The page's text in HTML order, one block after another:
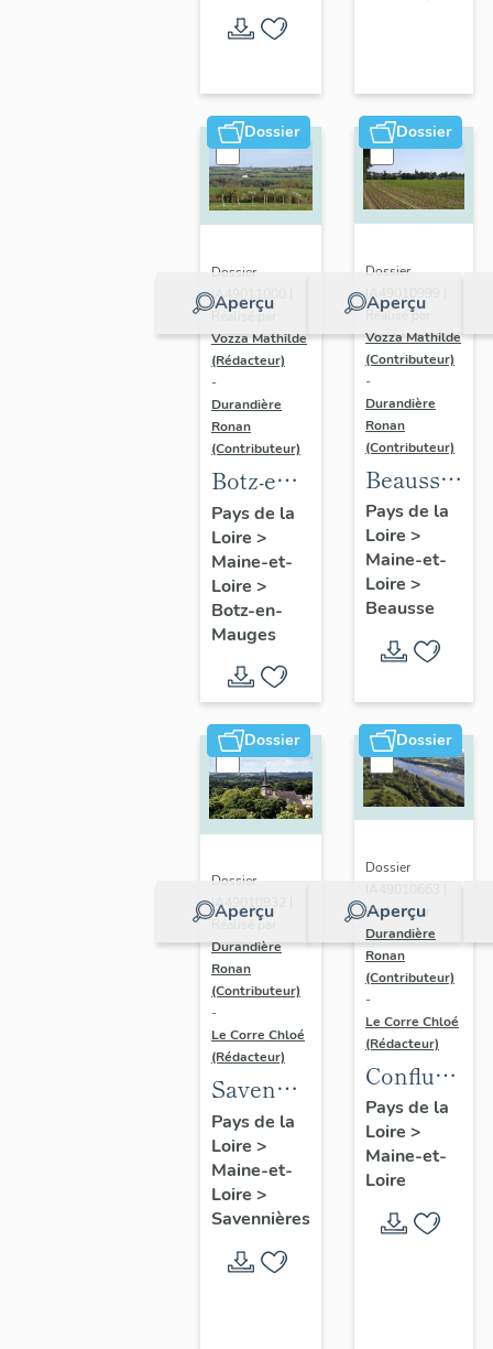
l'opération
Dossier
Aperçu
Dossier
IA49011000 |
Réalisé par
Vozza Mathilde
(Rédacteur)
-
Durandière
Ronan
(Contributeur)
Botz-en-
Mauges :
présentation
de la
commune
Pays de la
Loire >
Maine-et-
Loire >
Botz-en-
Mauges
Dossier
Aperçu
Dossier
IA49010999 |
Réalisé par
Vozza Mathilde
(Contributeur)
-
Durandière
Ronan
(Contributeur)
Beausse :
de la
commune
Pays de la
Loire >
Maine-et-
Loire >
Beausse
Dossier
Aperçu
Dossier
IA49010832 |
Réalisé par
Durandière
Ronan
(Contributeur)
-
Le Corre Chloé
(Rédacteur)
Savennières
:
présentation
de la
commune
Pays de la
Loire >
Maine-et-
Loire >
Savennières
Dossier
Aperçu
Dossier
Réalisé par
Durandière
Ronan
(Contributeur)
-
Le Corre Chloé
(Rédacteur)
Confluence
Maine-
Loire :
d'étude
Pays de la
Loire >
Maine-et-
Loire